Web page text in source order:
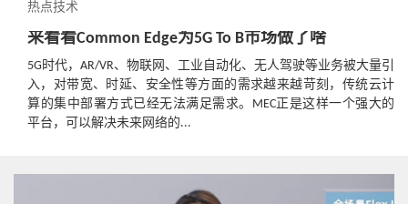
热点技术
来看看Common Edge为5G To B市场做了啥
5G时代，AR/VR、物联网、工业自动化、无人驾驶等业务被大量引
入，对带宽、时延、安全性等方面的需求越来越苛刻，传统云计
算的集中部署方式已经无法满足需求。MEC正是这样一个强大的
平台，可以解决未来网络的...